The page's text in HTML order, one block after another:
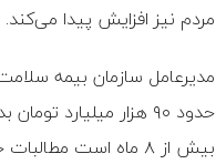
مردم نیز افزایش پیدا
مدیرعامل سازمان بیمه
بیش از ۸ ماه است مطالبات خود را از بیمه سلامت دریافت نکرده‌اند.